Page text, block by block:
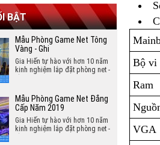
BẬT
Mẫu Phòng Game Net Tông
Vàng - Ghi
Gia Hiến tự hào với hơn 10 năm
kinh nghiệm lắp đặt phòng net -
game sang trọng và đẳng cấp
năm 2019.
Mẫu Phòng Game Net Đẳng
Cấp Năm 2019
Gia Hiến tự hào với hơn 10 năm
kinh nghiệm lắp đặt phòng net -
Bộ vi
Ram
VGA